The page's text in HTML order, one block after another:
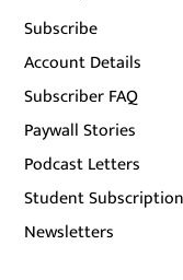
Subscribe
Account Details
Subscriber FAQ
Paywall Stories
Podcast Letters
Student Subscription
Newsletters